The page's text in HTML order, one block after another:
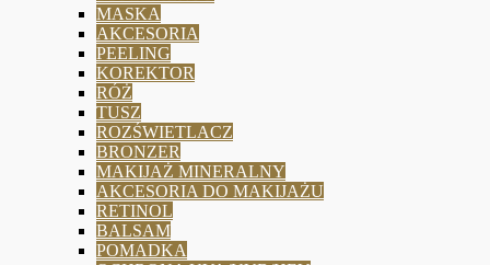
MASKA
AKCESORIA
PEELING
KOREKTOR
RÓŻ
TUSZ
ROZŚWIETLACZ
BRONZER
MAKIJAŻ MINERALNY
AKCESORIA DO MAKIJAŻU
RETINOL
BALSAM
POMADKA